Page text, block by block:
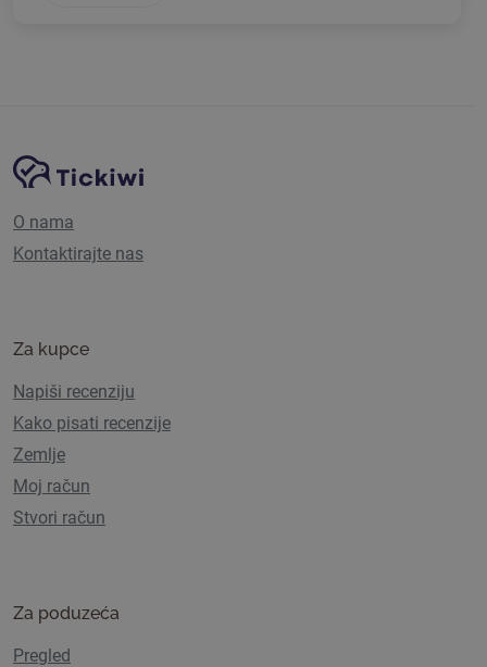
Navigacija stranice
Tickiwi platforma
O nama
Kontaktirajte nas
Za kupce
Napiši recenziju
Kako pisati recenzije
Zemlje
Moj račun
Stvori račun
Za poduzeća
Pregled